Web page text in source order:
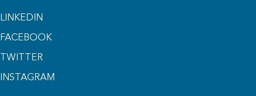
LINKEDIN
FACEBOOK
TWITTER
INSTAGRAM